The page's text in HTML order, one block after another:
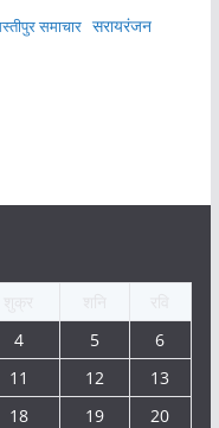
समाचार सरायरंजन
4 5
6
11 12
13
18 19
20